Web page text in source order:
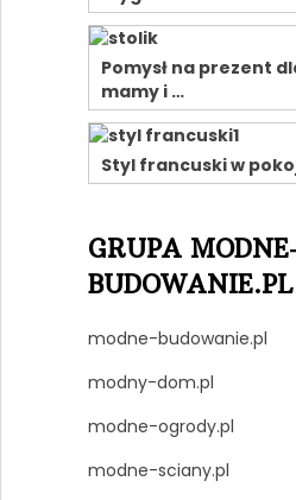
Pomysł na prezent
mamy i …
Styl francuski w
GRUPA
modne-budowanie.pl
modny-dom.pl
modne-ogrody.pl
modne-sciany.pl